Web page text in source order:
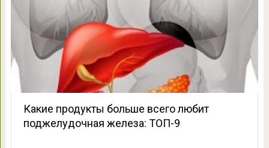
Какие продукты больше всего любит
поджелудочная железа: ТОП-9